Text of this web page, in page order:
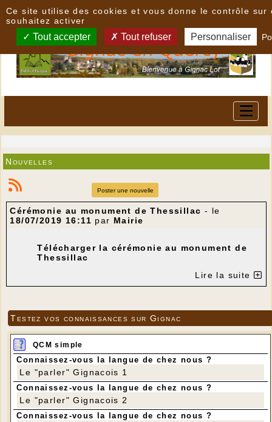
Nouvelles
Poster une nouvelle
Cérémonie au monument de Thessillac - le
18/07/2019 16:11 par Mairie
Télécharger la cérémonie au monument de
Thessillac
Lire la suite
Testez vos connaissances sur Gignac
QCM simple
Connaissez-vous la langue de chez nous ?
Le "parler" Gignacois 1
Connaissez-vous la langue de chez nous ?
Le "parler" Gignacois 2
Connaissez-vous la langue de chez nous ?
Ce site utilise des cookies et vous donne le contrôle sur
souhaitez activer
Tout accepter Tout refuser Personnaliser